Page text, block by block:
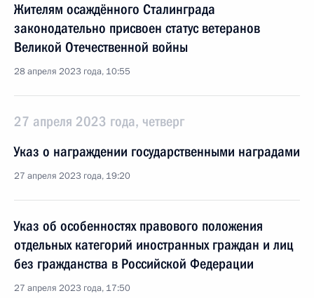
Жителям осаждённого Сталинграда
законодательно присвоен статус ветеранов
Великой Отечественной войны
28 апреля 2023 года, 10:55
27 апреля 2023 года, четверг
Указ о награждении государственными наградами
27 апреля 2023 года, 19:20
Указ об особенностях правового положения
отдельных категорий иностранных граждан и лиц
без гражданства в Российской Федерации
27 апреля 2023 года, 17:50